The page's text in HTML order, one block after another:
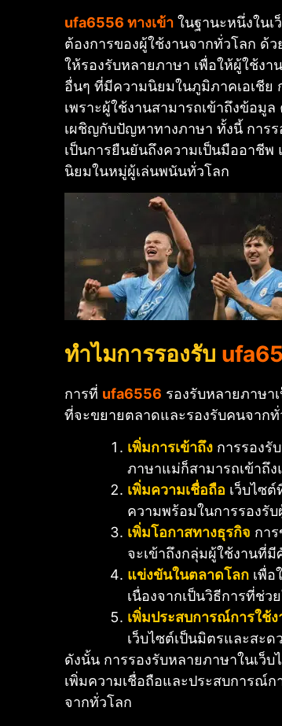
ufa6556 ทางเข้า ในฐานะหนึ่งใน
ต้องการของผู้ใช้งานจากทั่วโลก ด้
ให้รองรับหลายภาษา เพื่อให้ผู้ใช้ง
อื่นๆ ที่มีความนิยมในภูมิภาคเอเชีย
เพราะผู้ใช้งานสามารถเข้าถึงข้อมู
เผชิญกับปัญหาทางภาษา ทั้งนี้ การ
เป็นการยืนยันถึงความเป็นมืออาชี
นิยมในหมู่ผู้เล่นพนันทั่วโลก
ทำไมการรองรับ
การที่ ufa6556 รองรับหลายภาษา
ที่จะขยายตลาดและรองรับคนจาก
เพิ่มการเข้าถึง การรองรั
ภาษาแม่ก็สามารถเข้าถึง
เพิ่มความเชื่อถือ เว็บไซ
ความพร้อมในการรองรั
เพิ่มโอกาสทางธุรกิจ กา
จะเข้าถึงกลุ่มผู้ใช้งานที่
แข่งขันในตลาดโลก เพื่
เนื่องจากเป็นวิธีการที่ช่ว
เพิ่มประสบการณ์การใช้ง
เว็บไซต์เป็นมิตรและสะด
ดังนั้น การรองรับหลายภาษาในเว็
เพิ่มความเชื่อถือและประสบการณ์
จากทั่วโลก